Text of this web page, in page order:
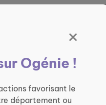
Ogénie !
favorisant le
département ou